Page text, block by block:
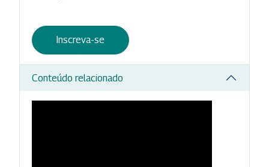
Inscreva-se
Conteúdo relacionado